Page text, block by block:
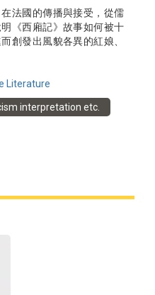
法國的傳播與接受，從儒
《西廂記》故事如何被十
創發出風貌各異的紅娘、
也將觸及晚清民初在法國
同模式的文化交流。由此
等身處英美國家的華人學
》置放於知識傳播的脈絡
為西方讀者認識中國戲曲
Literature
interpretation etc.